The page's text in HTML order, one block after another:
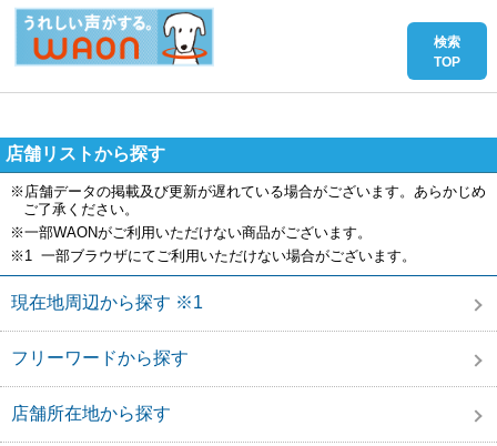
店舗リストから探す
※店舗データの掲載及び更新が遅れている場合がございます。あらかじめ
ご了承ください。
※一部WAONがご利用いただけない商品がございます。
※1 一部ブラウザにてご利用いただけない場合がございます。
現在地周辺から探す ※1
フリーワードから探す
店舗所在地から探す